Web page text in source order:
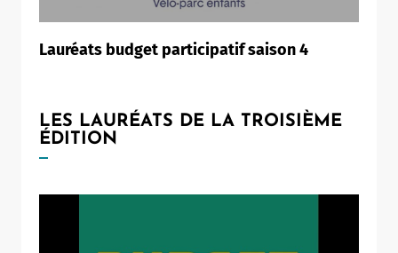
Lauréats budget participatif saison 4
LES LAURÉATS DE LA TROISIÈME
ÉDITION